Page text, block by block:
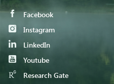
Facebook
Instagram
LinkedIn
Youtube
Research Gate